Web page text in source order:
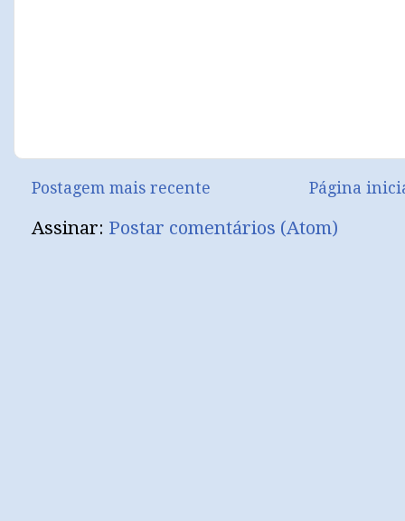
Postagem mais recente Página
Assinar: Postar comentários (Atom)